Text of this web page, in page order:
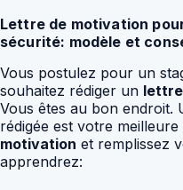
Lettre de motivation
sécurité: modèle et
Vous postulez pour un
souhaitez rédiger un
Vous êtes au bon endroit.
rédigée est votre
motivation et remplissez
apprendrez: